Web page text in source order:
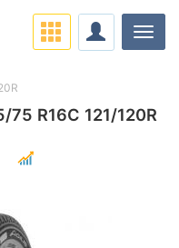
75 R16C 121/120R